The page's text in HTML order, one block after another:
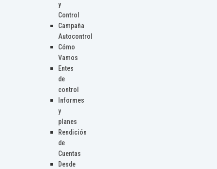
y
Control
Campaña
Autocontrol
Cómo
Vamos
Entes
de
control
Informes
y
planes
Rendición
de
Cuentas
Desde